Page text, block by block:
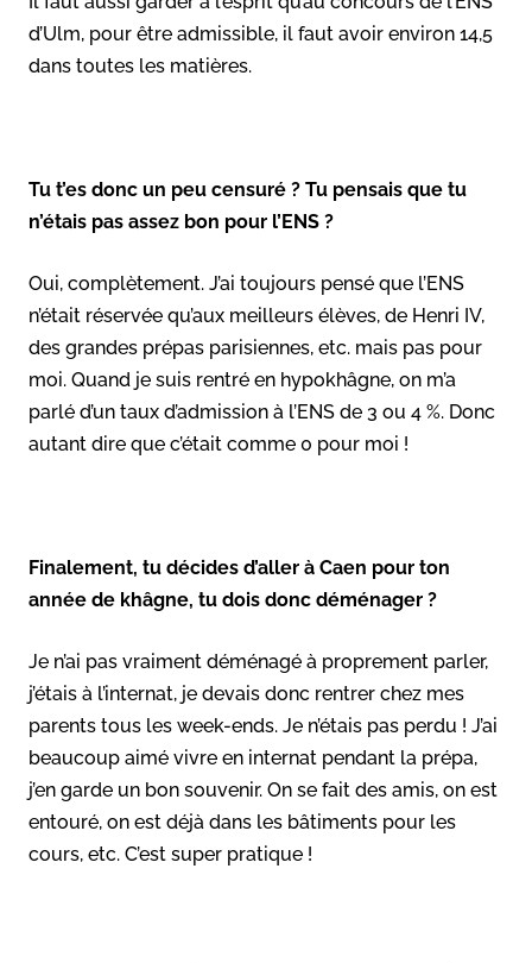
d’Ulm, pour être admissible, il faut avoir environ 14,5
dans toutes les matières.
Tu t’es donc un peu censuré ? Tu pensais que tu
n’étais pas assez bon pour l’ENS ?
Oui, complètement. J’ai toujours pensé que l’ENS
n’était réservée qu’aux meilleurs élèves, de Henri IV,
des grandes prépas parisiennes, etc. mais pas pour
moi. Quand je suis rentré en hypokhâgne, on m’a
parlé d’un taux d’admission à l’ENS de 3 ou 4 %. Donc
autant dire que c’était comme 0 pour moi !
Finalement, tu décides d’aller à Caen pour ton
année de khâgne, tu dois donc déménager ?
Je n’ai pas vraiment déménagé à proprement parler,
j’étais à l’internat, je devais donc rentrer chez mes
parents tous les week-ends. Je n’étais pas perdu ! J’ai
beaucoup aimé vivre en internat pendant la prépa,
j’en garde un bon souvenir. On se fait des amis, on est
entouré, on est déjà dans les bâtiments pour les
cours, etc. C’est super pratique !